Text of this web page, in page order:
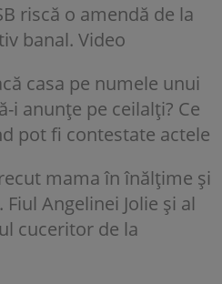
riscă o amendă de la
banal. Video
casa pe numele unui
i anunțe pe ceilalți? Ce
pot fi contestate actele
mama în înălțime și
Angelinei Jolie și al
cuceritor de la